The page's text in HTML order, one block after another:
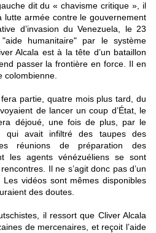
dit du « chavisme critique », il
lutte armée contre le gouvernement
d’invasion du Venezuela, le 23
humanitaire" par le système
Alcala est à la tête d’un bataillon
passer la frontière en force. Il en
partie, quatre mois plus tard, du
de lancer un coup d’État, le
déjoué, une fois de plus, par le
qui avait infiltré des taupes des
réunions de préparation des
les agents vénézuéliens se sont
Il ne s’agit donc pas d’un
vidéos sont mêmes disponibles
des doutes.
il ressort que Cliver Alcala
de mercenaires, et reçoit l’aide